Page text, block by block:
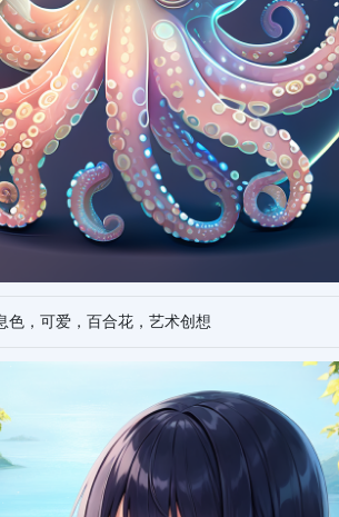
色，可爱，百合花，艺术创想